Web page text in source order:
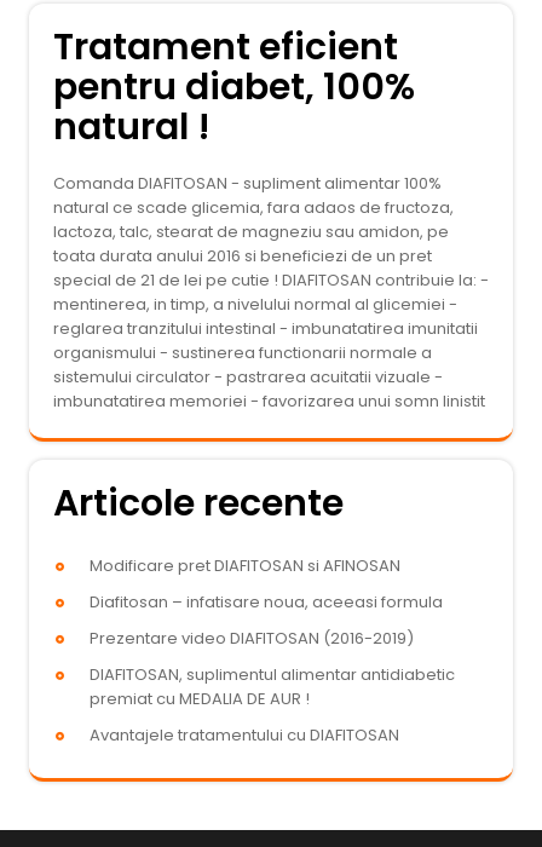
Tratament eficient
pentru diabet, 100%
natural !
Comanda DIAFITOSAN - supliment alimentar 100%
natural ce scade glicemia, fara adaos de fructoza,
lactoza, talc, stearat de magneziu sau amidon, pe
toata durata anului 2016 si beneficiezi de un pret
special de 21 de lei pe cutie ! DIAFITOSAN contribuie la: -
mentinerea, in timp, a nivelului normal al glicemiei -
reglarea tranzitului intestinal - imbunatatirea imunitatii
organismului - sustinerea functionarii normale a
sistemului circulator - pastrarea acuitatii vizuale -
imbunatatirea memoriei - favorizarea unui somn linistit
Articole recente
Modificare pret DIAFITOSAN si AFINOSAN
Diafitosan – infatisare noua, aceeasi formula
Prezentare video DIAFITOSAN (2016-2019)
DIAFITOSAN, suplimentul alimentar antidiabetic
premiat cu MEDALIA DE AUR !
Avantajele tratamentului cu DIAFITOSAN